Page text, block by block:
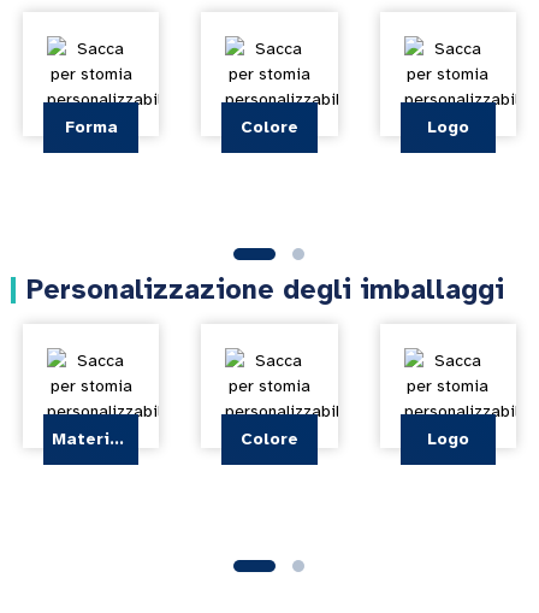
Forma Colore Logo
Personalizzazione degli imballaggi
Materiale Colore Logo